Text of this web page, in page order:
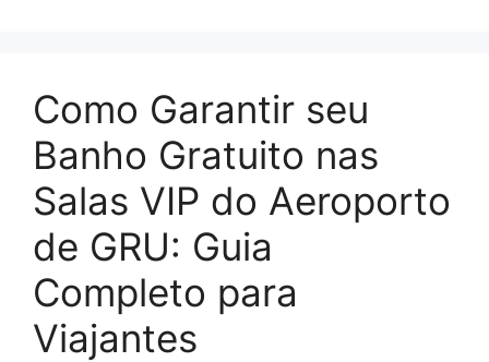
Como Garantir seu
Banho Gratuito nas
Salas VIP do Aeroporto
de GRU: Guia
Completo para
Viajantes